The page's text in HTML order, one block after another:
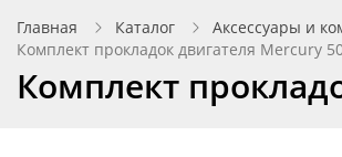
Главная Каталог Аксессуары и
Комплект прокладок двигателя Mercury
Комплект